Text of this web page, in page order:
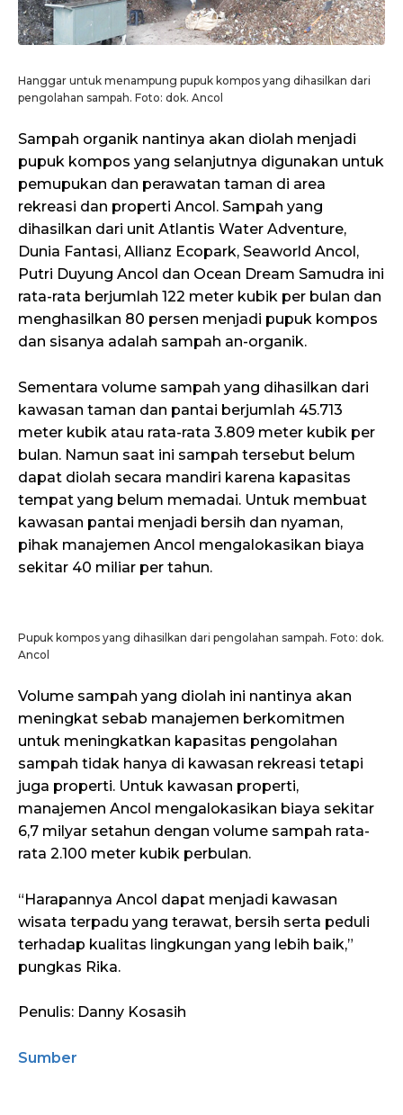
Hanggar untuk menampung pupuk kompos yang dihasilkan dari
pengolahan sampah. Foto: dok. Ancol
Sampah organik nantinya akan diolah menjadi
pupuk kompos yang selanjutnya digunakan untuk
pemupukan dan perawatan taman di area
rekreasi dan properti Ancol. Sampah yang
dihasilkan dari unit Atlantis Water Adventure,
Dunia Fantasi, Allianz Ecopark, Seaworld Ancol,
Putri Duyung Ancol dan Ocean Dream Samudra ini
rata-rata berjumlah 122 meter kubik per bulan dan
menghasilkan 80 persen menjadi pupuk kompos
dan sisanya adalah sampah an-organik.
Sementara volume sampah yang dihasilkan dari
kawasan taman dan pantai berjumlah 45.713
meter kubik atau rata-rata 3.809 meter kubik per
bulan. Namun saat ini sampah tersebut belum
dapat diolah secara mandiri karena kapasitas
tempat yang belum memadai. Untuk membuat
kawasan pantai menjadi bersih dan nyaman,
pihak manajemen Ancol mengalokasikan biaya
sekitar 40 miliar per tahun.
Pupuk kompos yang dihasilkan dari pengolahan sampah. Foto: dok.
Ancol
Volume sampah yang diolah ini nantinya akan
meningkat sebab manajemen berkomitmen
untuk meningkatkan kapasitas pengolahan
sampah tidak hanya di kawasan rekreasi tetapi
juga properti. Untuk kawasan properti,
manajemen Ancol mengalokasikan biaya sekitar
6,7 milyar setahun dengan volume sampah rata-
rata 2.100 meter kubik perbulan.
“Harapannya Ancol dapat menjadi kawasan
wisata terpadu yang terawat, bersih serta peduli
terhadap kualitas lingkungan yang lebih baik,”
pungkas Rika.
Penulis: Danny Kosasih
Sumber